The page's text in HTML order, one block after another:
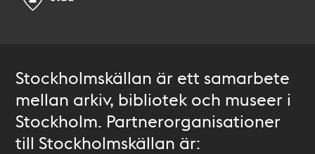
Stockholmskällan är ett samarbete
mellan arkiv, bibliotek och museer i
Stockholm. Partnerorganisationer
till Stockholmskällan är: